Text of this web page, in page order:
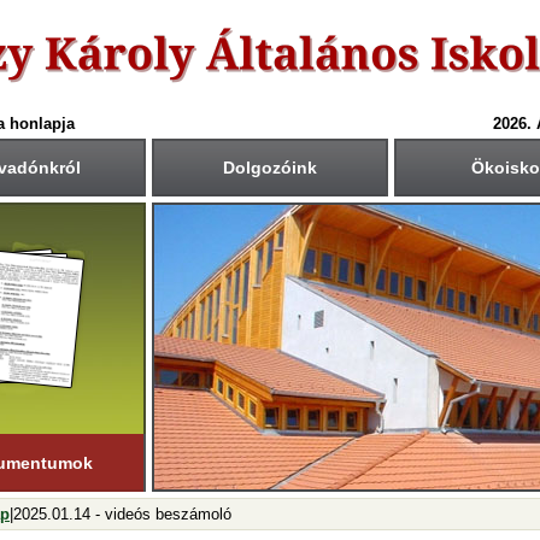
honlapja
2026.
Dolgozóink
nap:
1. (hétfő)
tanítási nap:
19. (péntek)
napok száma:
nap
félév
23-igtart.
Csengetési rend
1.: 755- 840
2.: 900 - 9 45
3.: 9 55- 10 40
4.: 1050 35
5.: 11 45- 12 30
6.: 1240 - 13
7.: 1345 - 1430
8.: 1435- 1520
9.: 15 20- 1605
Krétában kiértesített
|2025.01.14 - videós beszámoló